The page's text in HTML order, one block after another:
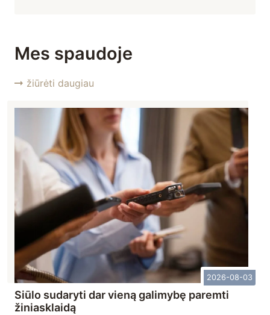
Mes spaudoje
žiūrėti daugiau
2026-08-03
Siūlo sudaryti dar vieną galimybę paremti
žiniasklaidą